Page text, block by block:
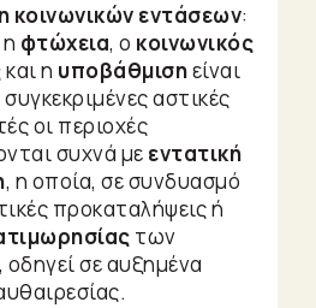
κοινωνικών εντάσεων:
φτώχεια, ο κοινωνικός
και η υποβάθμισηείναι
αστικές
οι περιοχές
συχνά με εντατική
, η οποία, σε συνδυασμό
προκαταλήψεις ή
των
σε αυξημένα